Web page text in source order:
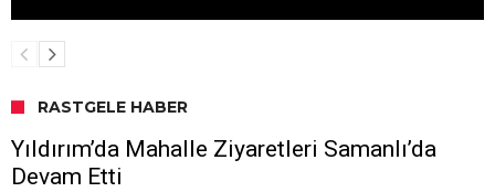
RASTGELE HABER
Yıldırım’da Mahalle Ziyaretleri Samanlı’da
Devam Etti